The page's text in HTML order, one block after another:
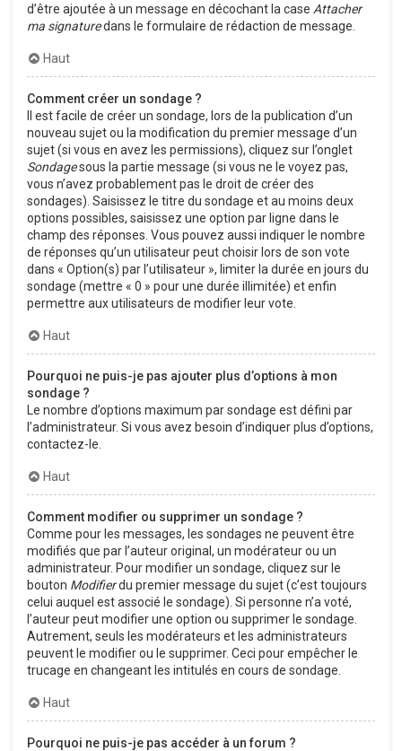
d’être ajoutée à un message en décochant la case Attacher
ma signaturedans le formulaire de rédaction de message.
Haut
Comment créer un sondage ?
Il est facile de créer un sondage, lors de la publication d’un
nouveau sujet ou la modification du premier message d’un
sujet (si vous en avez les permissions), cliquez sur l’onglet
Sondagesous la partie message (si vous ne le voyez pas,
vous n’avez probablement pas le droit de créer des
sondages). Saisissez le titre du sondage et au moins deux
options possibles, saisissez une option par ligne dans le
champ des réponses. Vous pouvez aussi indiquer le nombre
de réponses qu’un utilisateur peut choisir lors de son vote
dans « Option(s) par l’utilisateur », limiter la durée en jours du
sondage (mettre « 0 » pour une durée illimitée) et enfin
permettre aux utilisateurs de modifier leur vote.
Haut
Pourquoi ne puis-je pas ajouter plus d’options à mon
sondage ?
Le nombre d’options maximum par sondage est défini par
l’administrateur. Si vous avez besoin d’indiquer plus d’options,
contactez-le.
Haut
Comment modifier ou supprimer un sondage ?
Comme pour les messages, les sondages ne peuvent être
modifiés que par l’auteur original, un modérateur ou un
administrateur. Pour modifier un sondage, cliquez sur le
bouton Modifierdu premier message du sujet (c’est toujours
celui auquel est associé le sondage). Si personne n’a voté,
l’auteur peut modifier une option ou supprimer le sondage.
Autrement, seuls les modérateurs et les administrateurs
peuvent le modifier ou le supprimer. Ceci pour empêcher le
trucage en changeant les intitulés en cours de sondage.
Haut
Pourquoi ne puis-je pas accéder à un forum ?